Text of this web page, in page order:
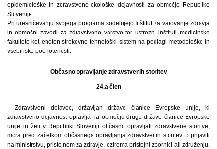
epidemiološke in zdravstveno-ekološke dejavnosti za območje Republike
Slovenije.
Pri uresničevanju svojega programa sodelujejo Inštitut za varovanje zdravja
in območni zavodi za zdravstveno varstvo ter ustrezni inštituti medicinske
fakultete kot enoten strokovno tehnološki sistem na podlagi metodološke in
vsebinske poenotenosti.
Občasno opravljanje zdravstvenih storitev
24.a člen
Zdravstveni delavec, državljan države članice Evropske unije, ki
zdravstveno dejavnost opravlja na območju druge države članice Evropske
unije in želi v Republiki Sloveniji občasno opravljati zdravstvene storitve,
mora pred začetkom občasnega opravljanja zdravstvenih storitev to prijaviti
na ministrstvu, pristojnem za zdravje, oziroma pristojni zbornici ali združenju,